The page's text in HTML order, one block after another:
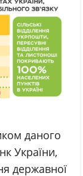
даного
України,
державної